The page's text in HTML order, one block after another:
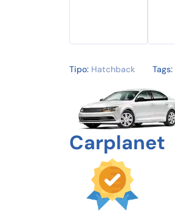
Tipo: Hatchback Tags:
Carplanet